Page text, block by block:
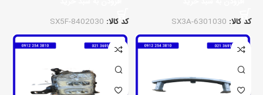
کد کالا: SX3A-6301030
کد کالا: SX5F-8402030